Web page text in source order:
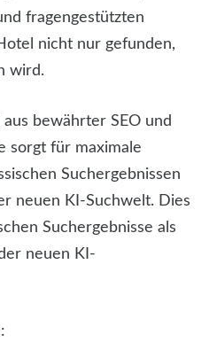
fragengestützten
nicht nur gefunden,
wird.
bewährter SEO und
sorgt für maximale
Suchergebnissen
neuen KI-Suchwelt. Dies
Suchergebnisse als
neuen KI-
: